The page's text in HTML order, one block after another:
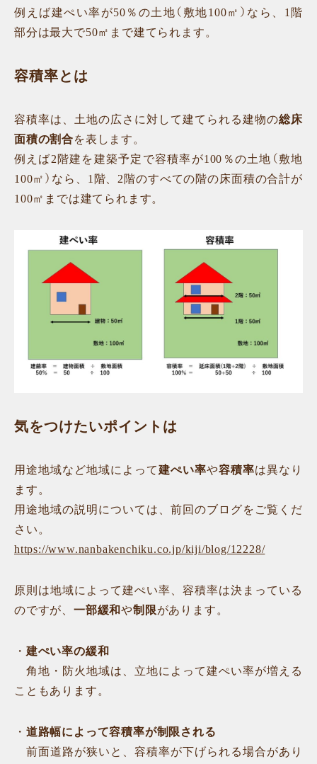
例えば建ぺい率が50％の土地（敷地100㎡）なら、1階
部分は最大で50㎡まで建てられます。
容積率とは
容積率は、土地の広さに対して建てられる建物の総床
面積の割合を表します。
例えば2階建を建築予定で容積率が100％の土地（敷地
100㎡）なら、1階、2階のすべての階の床面積の合計が
100㎡までは建てられます。
気をつけたいポイントは
用途地域など地域によって建ぺい率や容積率は異なり
ます。
用途地域の説明については、前回のブログをご覧くだ
さい。
https://www.nanbakenchiku.co.jp/kiji/blog/12228/
原則は地域によって建ぺい率、容積率は決まっている
のですが、 一部緩和や制限があります。
・ 建ぺい率の緩和
角地・防火地域は、立地によって建ぺい率が増える
こともあります。
・ 道路幅によって容積率が制限される
前面道路が狭いと、容積率が下げられる場合があり